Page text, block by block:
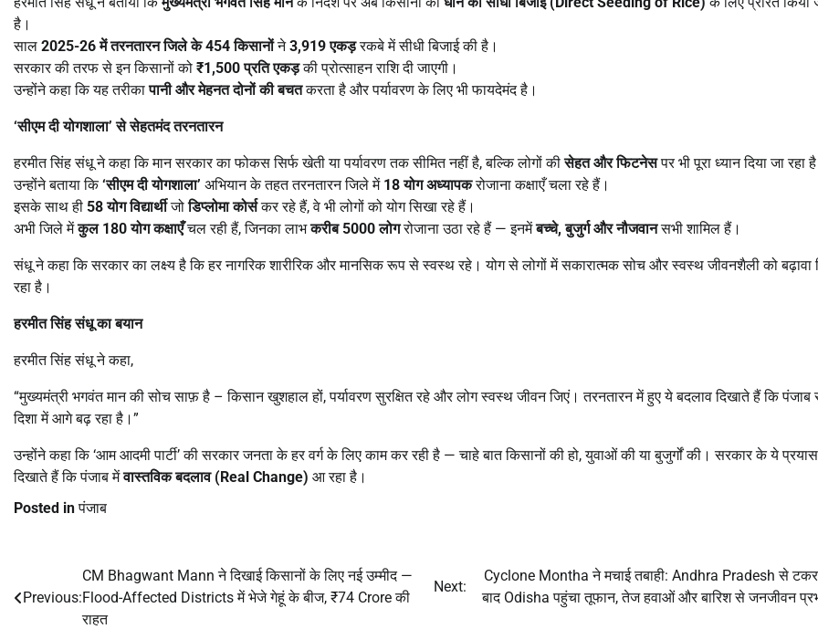
है।
साल 2025-26में तरनतारन जिले के454किसानोंने3,919एकड़रकबे में सीधी बिजाई की है।
सरकार की तरफ से इन किसानों को ₹1,500प्रति एकड़की प्रोत्साहन राशि दी जाएगी।
उन्होंने कहा कि यह तरीकापानी और मेहनत दोनों की बचतकरता है और पर्यावरण के लिए भी फायदेमंद है।
‘सीएम दी योगशाला’से सेहतमंद तरनतारन
हरमीत सिंह संधू ने कहा कि मान सरकार का फोकस सिर्फ खेती या पर्यावरण तक सीमित नहीं है, बल्कि लोगों कीसेहत और फिटनेसपर भी पूरा ध्यान दिया जा रहा
उन्होंने बताया कि‘सीएम दी योगशाला’ अभियान के तहत तरनतारन जिले में 18योग अध्यापकरोजाना कक्षाएँ चला रहे हैं।
इसके साथ ही 58योग विद्यार्थीजोडिप्लोमा कोर्सकर रहे हैं, वे भी लोगों को योग सिखा रहे हैं।
अभी जिले मेंकुल 180योग कक्षाएँचल रही हैं, जिनका लाभकरीब5000लोगरोजाना उठा रहे हैं — इनमेंबच्चे,बुजुर्ग और नौजवानसभी शामिल हैं।
संधू ने कहा कि सरकार का लक्ष्य है कि हर नागरिक शारीरिक और मानसिक रूप से स्वस्थ रहे। योग से लोगों में सकारात्मक सोच और स्वस्थ जीवनशैली को बढ़ावा
रहा है।
हरमीत सिंह संधू का बयान
हरमीत सिंह संधू ने कहा,
“मुख्यमंत्री भगवंत मान की सोच साफ़ है – किसान खुशहाल हों, पर्यावरण सुरक्षित रहे और लोग स्वस्थ जीवन जिएं। तरनतारन में हुए ये बदलाव दिखाते हैं कि पंजाब
दिशा में आगे बढ़ रहा है।”
उन्होंने कहा कि ‘आम आदमी पार्टी’ की सरकार जनता के हर वर्ग के लिए काम कर रही है — चाहे बात किसानों की हो, युवाओं की या बुजुर्गों की। सरकार के ये प्रयास
दिखाते हैं कि पंजाब मेंवास्तविक बदलाव (Real Change) आ रहा है।
Posted inपंजाब
navigation
Previous:
CM Bhagwant Mann ने दिखाई किसानों के लिए नई उम्मीद —
Flood-Affected Districts में भेजे गेहूं के बीज, ₹74 Crore की
राहत
Next:
Cyclone Montha ने मचाई तबाही: Andhra Pradesh से
बाद Odisha पहुंचा तूफान, तेज हवाओं और बारिश से जनजीवन